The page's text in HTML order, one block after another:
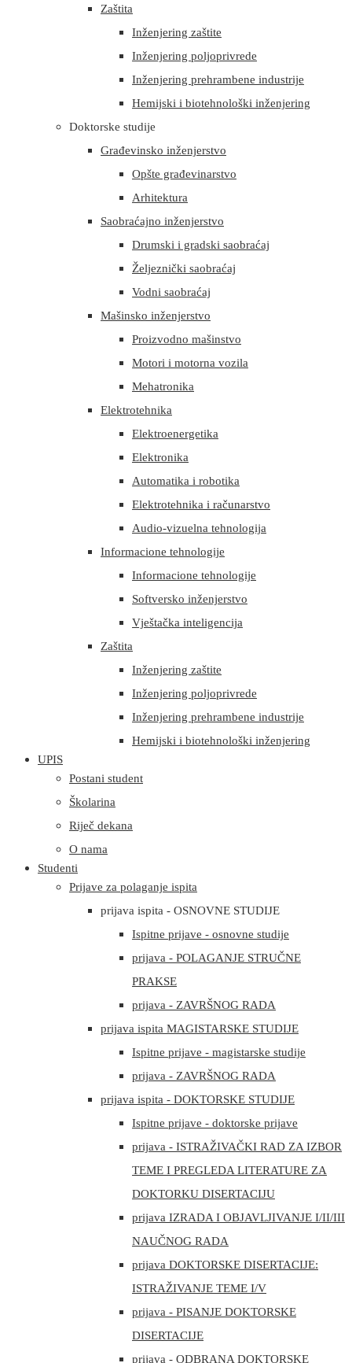
Zaštita
Inženjering zaštite
Inženjering poljoprivrede
Inženjering prehrambene industrije
Hemijski i biotehnološki inženjering
Doktorske studije
Građevinsko inženjerstvo
Opšte građevinarstvo
Arhitektura
Saobraćajno inženjerstvo
Drumski i gradski saobraćaj
Željeznički saobraćaj
Vodni saobraćaj
Mašinsko inženjerstvo
Proizvodno mašinstvo
Motori i motorna vozila
Mehatronika
Elektrotehnika
Elektroenergetika
Elektronika
Automatika i robotika
Elektrotehnika i računarstvo
Audio-vizuelna tehnologija
Informacione tehnologije
Informacione tehnologije
Softversko inženjerstvo
Vještačka inteligencija
Zaštita
Inženjering zaštite
Inženjering poljoprivrede
Inženjering prehrambene industrije
Hemijski i biotehnološki inženjering
UPIS
Postani student
Školarina
Riječ dekana
O nama
Studenti
Prijave za polaganje ispita
prijava ispita - OSNOVNE STUDIJE
Ispitne prijave - osnovne studije
prijava - POLAGANJE STRUČNE
PRAKSE
prijava - ZAVRŠNOG RADA
prijava ispita MAGISTARSKE STUDIJE
Ispitne prijave - magistarske studije
prijava - ZAVRŠNOG RADA
prijava ispita - DOKTORSKE STUDIJE
Ispitne prijave - doktorske prijave
prijava - ISTRAŽIVAČKI RAD ZA IZBOR
TEME I PREGLEDA LITERATURE ZA
DOKTORKU DISERTACIJU
prijava IZRADA I OBJAVLJIVANJE I/II/III
NAUČNOG RADA
prijava DOKTORSKE DISERTACIJE:
ISTRAŽIVANJE TEME I/V
prijava - PISANJE DOKTORSKE
DISERTACIJE
prijava - ODBRANA DOKTORSKE